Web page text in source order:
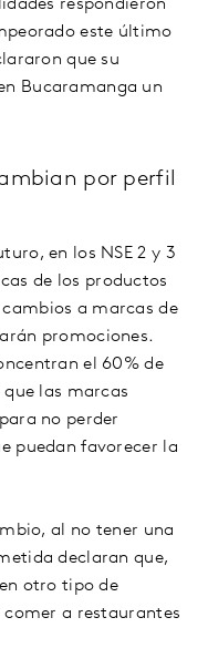
respondieron
este último
que su
Bucaramanga un
por perfil
en los NSE 2 y 3
de los productos
a marcas de
promociones.
el 60% de
que las marcas
no perder
puedan favorecer la
al no tener una
declaran que,
otro tipo de
a restaurantes